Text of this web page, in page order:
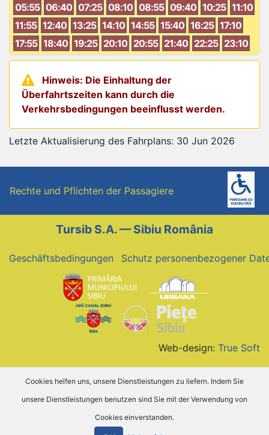
05:55 06:40 07:25 08:10 08:55 09:40 10:25 11:10
11:55 12:40 13:25 14:10 14:55 15:40 16:25 17:10
17:55 18:40 19:25 20:10 20:55 21:40 22:25 23:10
Hinweis: Die Einhaltung der
Überfahrtszeiten kann durch die
Verkehrsbedingungen beeinflusst werden.
Letzte Aktualisierung des Fahrplans: 30 Jun 2026
Rechte und Pflichten der Passagiere
Tursib S.A. — Sibiu România
Geschäftsbedingungen Schutz personenbezogener
Web-design: True Soft
Cookies helfen uns, unsere Dienstleistungen zu liefern. Indem Sie
unsere Dienstleistungen benutzen sind Sie mit der Verwendung von
Cookies einverstanden.